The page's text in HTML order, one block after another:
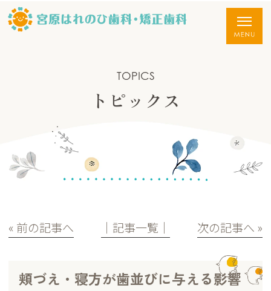
TOPICS
トピックス
« 前の記事へ │記事一覧│ 次の記事へ »
頬づえ・寝方が歯並びに与える影響